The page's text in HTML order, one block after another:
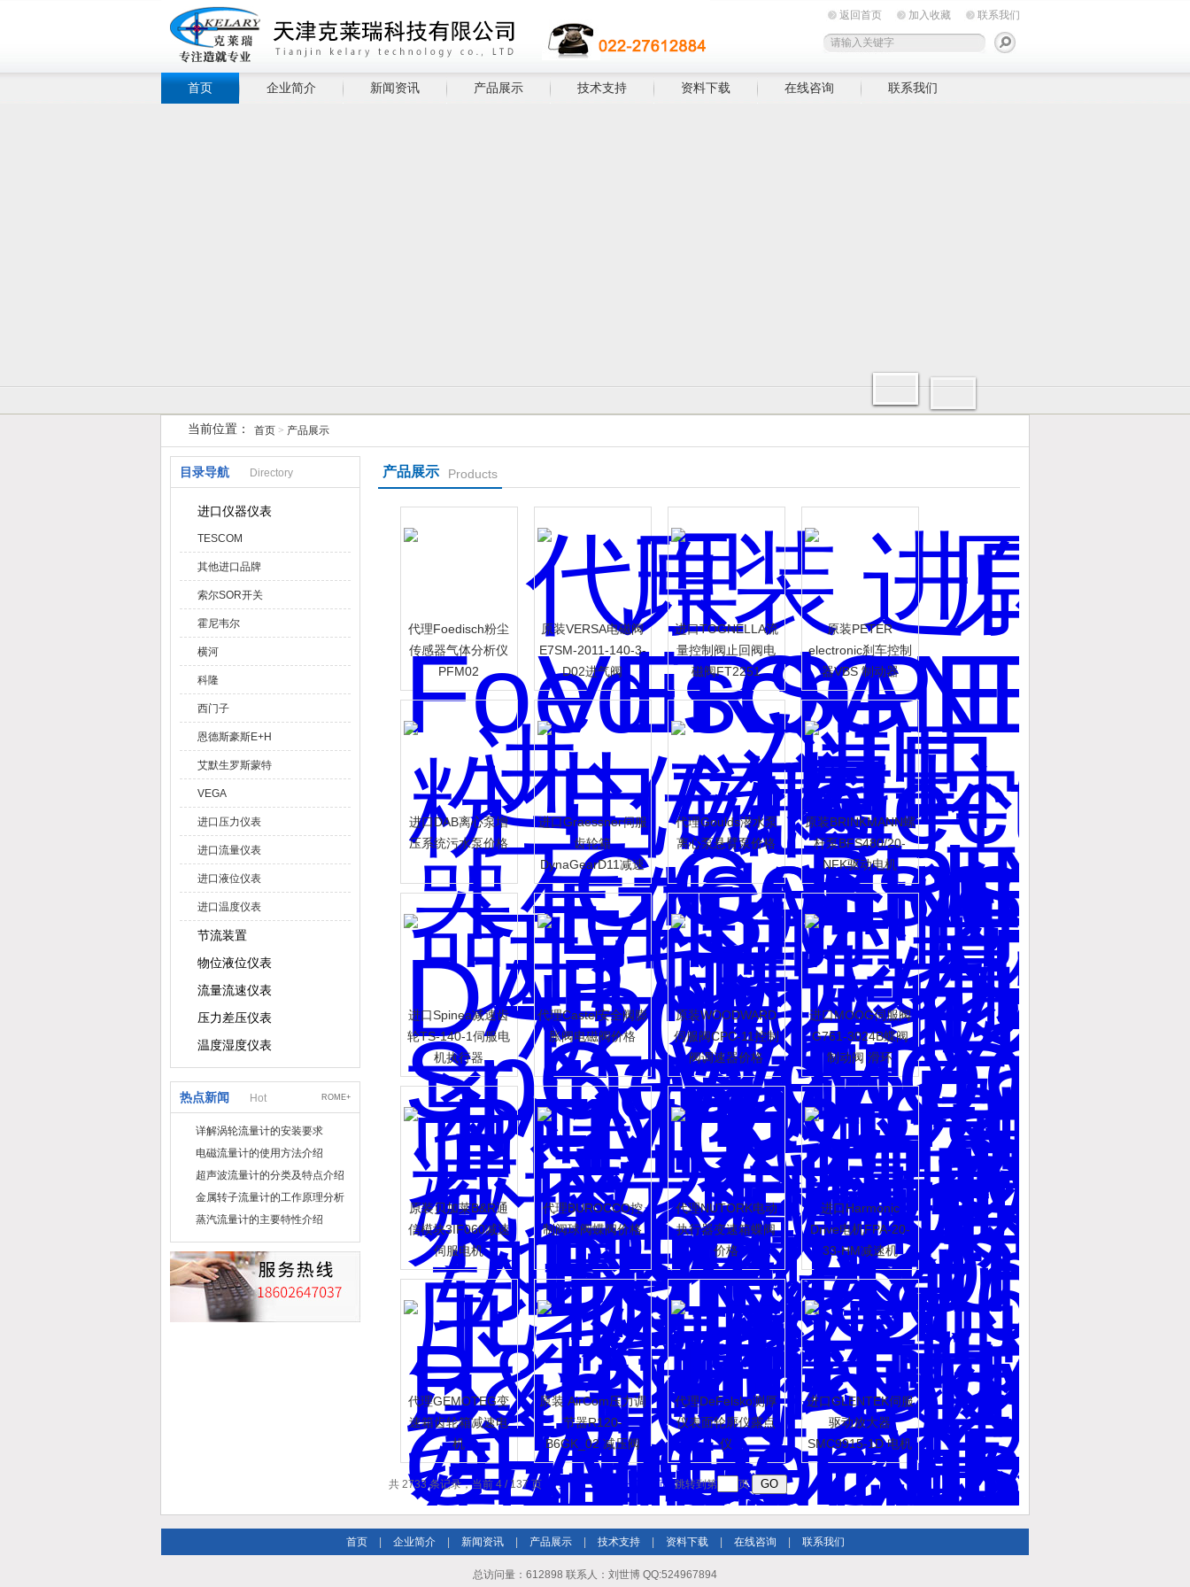
返回首页 加入收藏 联系我们
首页 企业简介 新闻资讯 产品展示 技术支持 资料下载 在线咨询 联系我们
当前位置： 首页 > 产品展示
目录导航 Directory
进口仪器仪表
TESCOM
其他进口品牌
索尔SOR开关
霍尼韦尔
横河
科隆
西门子
恩德斯豪斯E+H
艾默生罗斯蒙特
VEGA
进口压力仪表
进口流量仪表
进口液位仪表
进口温度仪表
节流装置
物位液位仪表
流量流速仪表
压力差压仪表
温度湿度仪表
热点新闻 Hot ROME+
详解涡轮流量计的安装要求
电磁流量计的使用方法介绍
超声波流量计的分类及特点介绍
金属转子流量计的工作原理分析
蒸汽流量计的主要特性介绍
产品展示 Products
代理Foedisch粉尘
传感器气体分析仪
PFM02
原装VERSA电磁阀
E7SM-2011-140-3-
D02进气阀
进口TOGNELLA流
量控制阀止回阀电
磁阀FT2251
原装PETER
electronic刹车控制
器VBS 制动器
进口DAB离心泵增
压系统污水泵价格
进口Graessner伺服
齿轮箱
DynaGearD11减速
机
代理Goulds潜水泵
离心泵悬臂泵价格
原装BRINKMANN螺
杆泵BFS480/20-
NFK驱动电机
进口Spinea减速齿
轮TS-140-1伺服电
机执行器
代理Castel安全阀膨
胀阀电磁阀价格
原装WOODWARD
伺服阀CPC-11控制
阀调速器价格
进口MOOG伺服阀
G761-3024B蝶阀
制动阀 滑环
原装贝加莱B&R通
信模块3IF060减速
伺服电机
代理BUROCCO控
制阀球阀蝶阀价格
代理NUTORK电动
执行器变速箱蝶阀
价格
进口Harmonic
Drive电机FPA-20-
33-HM减速机
代理GEMOTEG变
速箱齿轮箱减速电
机
原装 AirCom压力调
节器R120-
B6GK_02 减压阀
代理DeFelsko测厚
仪表面轮廓仪露点
仪
进口GLENTEK伺服
驱动放大器
SMC9915-1D 电机
共 2733 条记录，当前 4 / 137 页 首页 上一页 下一页 末页 跳转到第 页
首页 企业简介 新闻资讯 产品展示 技术支持 资料下载 在线咨询 联系我们
总访问量：612898 联系人：刘世博 QQ:524967894